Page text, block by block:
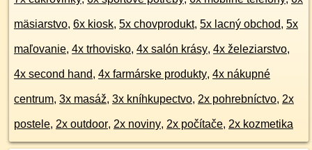
mäsiarstvo, 6x kiosk, 5x chovprodukt, 5x lacný obchod, 5x
maľovanie, 4x trhovisko, 4x salón krásy, 4x železiarstvo,
4x second hand, 4x farmárske produkty, 4x nákupné
centrum, 3x masáž, 3x kníhkupectvo, 2x pohrebníctvo, 2x
postele, 2x outdoor, 2x noviny, 2x počítače, 2x kozmetika